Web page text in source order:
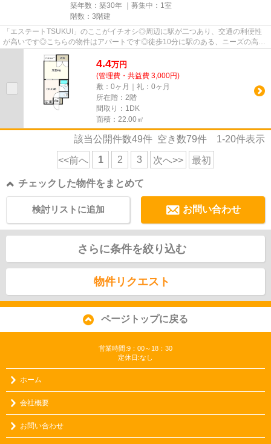
築年数：築30年 ｜募集中： 1室
階数：3階建
「エステートTSUKUI」のここがイチオシ◎周辺に駅が二つあり、交通の利便性
が高いです◎こちらの物件はアパートです◎徒歩10分に駅のある、ニーズの高い
4.4万円
(管理費・共益費 3,000円)
敷：0ヶ月｜礼：0ヶ月
所在階：2階
間取り：1DK
面積：22.00㎡
該当公開件数49件 空き数79件 1-20件表示
<<前へ 1 2 3 次へ>> 最初
チェックした物件をまとめて
お問い合わせ
検討リストに追加
さらに条件を絞り込む
物件リクエスト
ページトップに戻る
営業時間:9：00～18：30
定休日:なし
ホーム
会社概要
お問い合わせ